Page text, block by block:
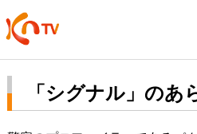
「シグナル」のあ